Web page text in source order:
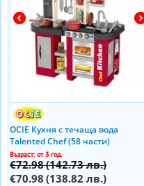
OCIE Кухня с течаща вода
Talented Chef (58 части)
OTE0642337
Възраст: от 3 год.
€72.98(142.73 лв.)
€70.98 (138.82 лв.)